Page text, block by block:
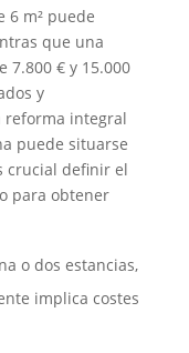
6 m² puede
que una
7.800 € y 15.000
y
reforma integral
puede situarse
crucial definir el
para obtener
o dos estancias,
implica costes